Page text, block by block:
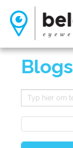
Blogs